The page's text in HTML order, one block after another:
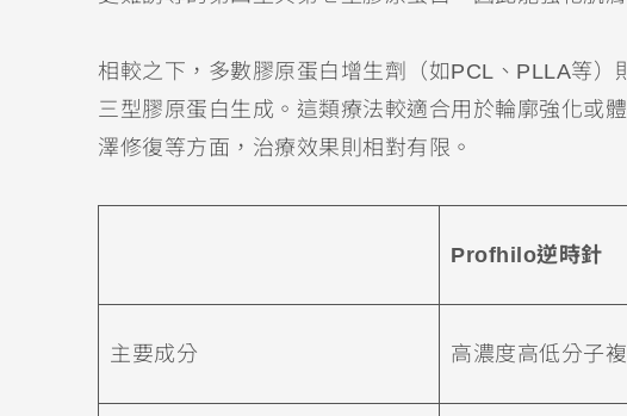
相較之下，多數膠原蛋白增生劑（如PCL、PLLA等
三型膠原蛋白生成。這類療法較適合用於輪廓強化或
澤修復等方面，治療效果則相對有限。
Profhilo逆時針
主要成分 高濃度高低分子